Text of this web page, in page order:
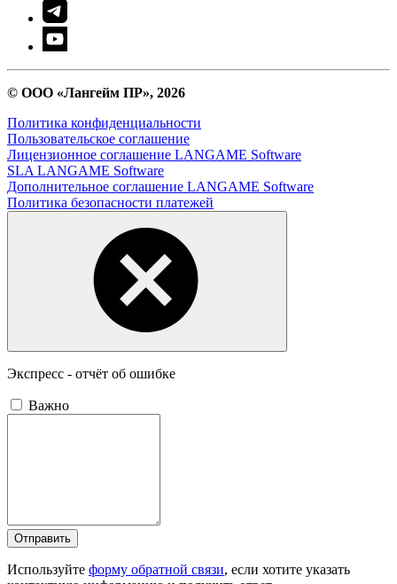
© ООО «Лангейм ПР», 2026
Политика конфиденциальности
Пользовательское соглашение
Лицензионное соглашение LANGAME Software
SLA LANGAME Software
Дополнительное соглашение LANGAME Software
Политика безопасности платежей
Экспресс - отчёт об ошибке
Важно
Отправить
Используйте форму обратной связи, если хотите указать